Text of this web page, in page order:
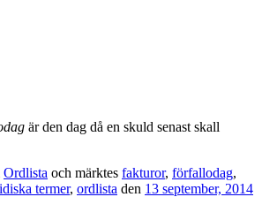
är den dag då en skuld senast skall
Ordlista och märktes fakturor, förfallodag,
termer, ordlista den 13 september, 2014